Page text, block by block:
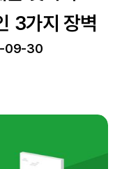
3가지 장벽
09-30